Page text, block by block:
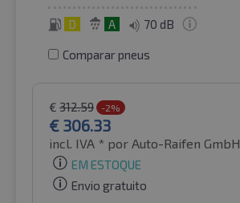
D A 70 dB
Comparar pneus
€ 312.59 -2%
€ 306.33
incl. IVA * por Auto-Raifen GmbH
EM ESTOQUE
Envio gratuito